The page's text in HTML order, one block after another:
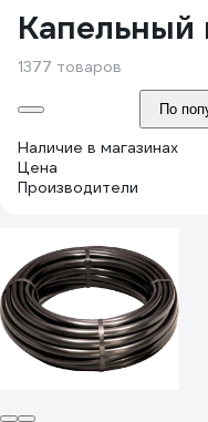
Капельный
1377 товаров
По
Наличие в магазинах
Цена
Производители